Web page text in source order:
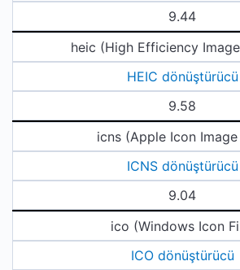
9.44
heic (High Efficiency
HEIC dönüştürücü
9.58
icns (Apple Icon Image
ICNS dönüştürücü
9.04
ico (Windows Icon
ICO dönüştürücü